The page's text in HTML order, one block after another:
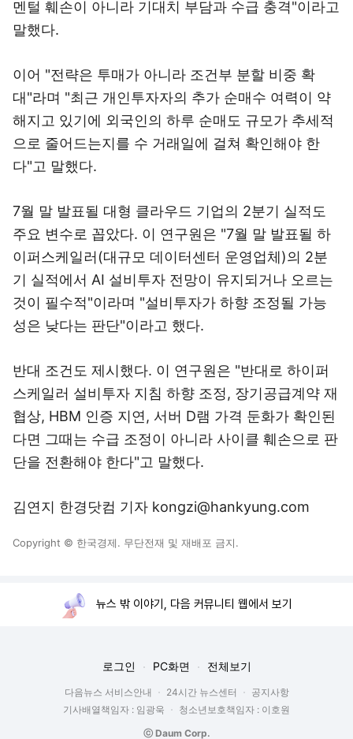
멘털 훼손이 아니라 기대치 부담과 수급 충격"이라고
말했다.
이어 "전략은 투매가 아니라 조건부 분할 비중 확
대"라며 "최근 개인투자자의 추가 순매수 여력이 약
해지고 있기에 외국인의 하루 순매도 규모가 추세적
으로 줄어드는지를 수 거래일에 걸쳐 확인해야 한
다"고 말했다.
7월 말 발표될 대형 클라우드 기업의 2분기 실적도
주요 변수로 꼽았다. 이 연구원은 "7월 말 발표될 하
이퍼스케일러(대규모 데이터센터 운영업체)의 2분
기 실적에서 AI 설비투자 전망이 유지되거나 오르는
것이 필수적"이라며 "설비투자가 하향 조정될 가능
성은 낮다는 판단"이라고 했다.
반대 조건도 제시했다. 이 연구원은 "반대로 하이퍼
스케일러 설비투자 지침 하향 조정, 장기공급계약 재
협상, HBM 인증 지연, 서버 D램 가격 둔화가 확인된
다면 그때는 수급 조정이 아니라 사이클 훼손으로 판
단을 전환해야 한다"고 말했다.
김연지 한경닷컴 기자 kongzi@hankyung.com
Copyright © 한국경제. 무단전재 및 재배포 금지.
뉴스 밖 이야기, 다음 커뮤니티 웹에서 보기
로그인 PC화면 전체보기
다음뉴스 서비스안내 24시간 뉴스센터
공지사항
기사배열책임자 : 임광욱
청소년보호책임자 : 이호원
ⓒ Daum Corp.